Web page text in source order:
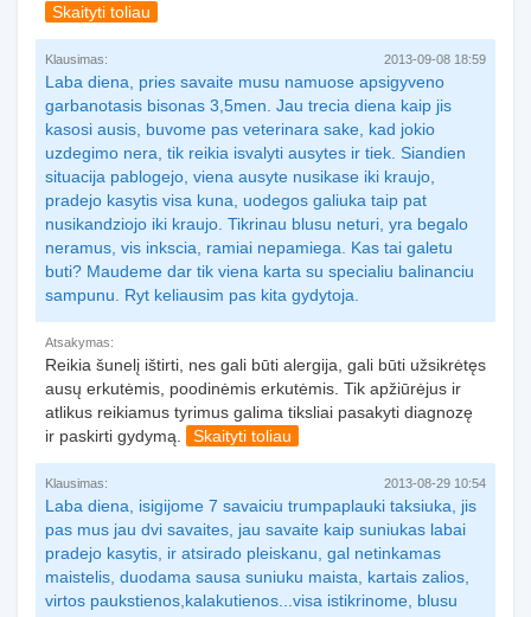
Skaityti toliau
Klausimas: 2013-09-08 18:59
Laba diena, pries savaite musu namuose apsigyveno
garbanotasis bisonas 3,5men. Jau trecia diena kaip jis
kasosi ausis, buvome pas veterinara sake, kad jokio
uzdegimo nera, tik reikia isvalyti ausytes ir tiek. Siandien
situacija pablogejo, viena ausyte nusikase iki kraujo,
pradejo kasytis visa kuna, uodegos galiuka taip pat
nusikandziojo iki kraujo. Tikrinau blusu neturi, yra begalo
neramus, vis inkscia, ramiai nepamiega. Kas tai galetu
buti? Maudeme dar tik viena karta su specialiu balinanciu
sampunu. Ryt keliausim pas kita gydytoja.
Atsakymas:
Reikia šunelį ištirti, nes gali būti alergija, gali būti užsikrėtęs
ausų erkutėmis, poodinėmis erkutėmis. Tik apžiūrėjus ir
atlikus reikiamus tyrimus galima tiksliai pasakyti diagnozę
ir paskirti gydymą.
Skaityti toliau
Klausimas: 2013-08-29 10:54
Laba diena, isigijome 7 savaiciu trumpaplauki taksiuka, jis
pas mus jau dvi savaites, jau savaite kaip suniukas labai
pradejo kasytis, ir atsirado pleiskanu, gal netinkamas
maistelis, duodama sausa suniuku maista, kartais zalios,
virtos paukstienos,kalakutienos...visa istikrinome, blusu